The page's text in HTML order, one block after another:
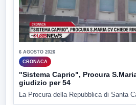
6 AGOSTO 2026
CRONACA
"Sistema Caprio", Procura
giudizio per 54
La Procura della Repubblica di Santa